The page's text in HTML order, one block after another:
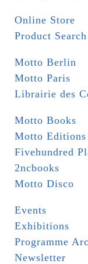
Online Store
Product Search
Motto Berlin
Motto Paris
Librairie des
Motto Books
Motto Editions
Fivehundred
2ncbooks
Motto Disco
Events
Exhibitions
Programme
Newsletter